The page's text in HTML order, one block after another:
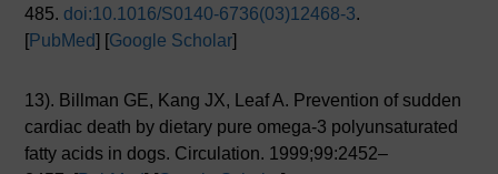
485. doi:10.1016/S0140-6736(03)12468-3.
[PubMed] [Google Scholar]
13). Billman GE, Kang JX, Leaf A. Prevention of sudden
cardiac death by dietary pure omega-3 polyunsaturated
fatty acids in dogs. Circulation. 1999;99:2452–